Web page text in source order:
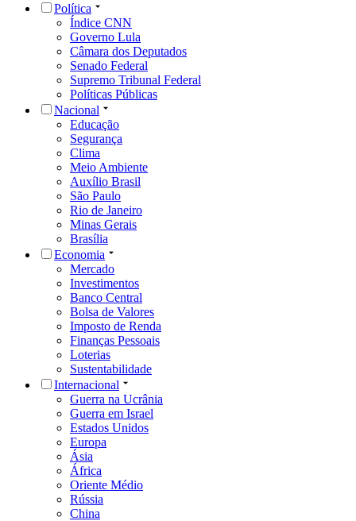
Política
Índice CNN
Governo Lula
Câmara dos Deputados
Senado Federal
Supremo Tribunal Federal
Políticas Públicas
Nacional
Educação
Segurança
Clima
Meio Ambiente
Auxílio Brasil
São Paulo
Rio de Janeiro
Minas Gerais
Brasília
Economia
Mercado
Investimentos
Banco Central
Bolsa de Valores
Imposto de Renda
Finanças Pessoais
Loterias
Sustentabilidade
Internacional
Guerra na Ucrânia
Guerra em Israel
Estados Unidos
Europa
Ásia
África
Oriente Médio
Rússia
China